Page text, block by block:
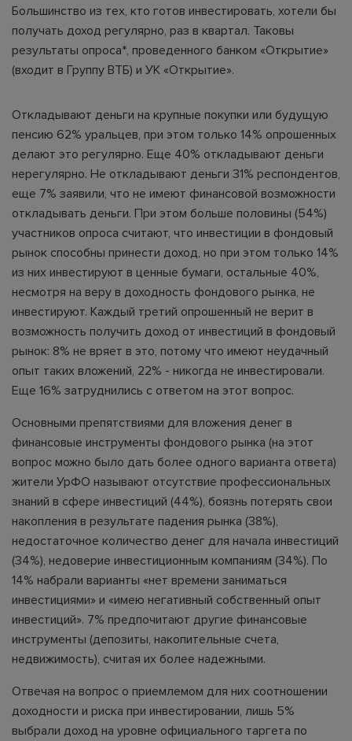
Большинство из тех, кто готов инвестировать, хотели бы
получать доход регулярно, раз в квартал. Таковы
результаты опроса*, проведенного банком «Открытие»
(входит в Группу ВТБ) и УК «Открытие».
Откладывают деньги на крупные покупки или будущую
пенсию 62% уральцев, при этом только 14% опрошенных
делают это регулярно. Еще 40% откладывают деньги
нерегулярно. Не откладывают деньги 31% респондентов,
еще 7% заявили, что не имеют финансовой возможности
откладывать деньги. При этом больше половины (54%)
участников опроса считают, что инвестиции в фондовый
рынок способны принести доход, но при этом только 14%
из них инвестируют в ценные бумаги, остальные 40%,
несмотря на веру в доходность фондового рынка, не
инвестируют. Каждый третий опрошенный не верит в
возможность получить доход от инвестиций в фондовый
рынок: 8% не вряет в это, потому что имеют неудачный
опыт таких вложений, 22% - никогда не инвестировали.
Еще 16% затруднились с ответом на этот вопрос.
Основными препятствиями для вложения денег в
финансовые инструменты фондового рынка (на этот
вопрос можно было дать более одного варианта ответа)
жители УрФО называют отсутствие профессиональных
знаний в сфере инвестиций (44%), боязнь потерять свои
накопления в результате падения рынка (38%),
недостаточное количество денег для начала инвестиций
(34%), недоверие инвестиционным компаниям (34%). По
14% набрали варианты «нет времени заниматься
инвестициями» и «имею негативный собственный опыт
инвестиций». 7% предпочитают другие финансовые
инструменты (депозиты, накопительные счета,
недвижимость), считая их более надежными.
Отвечая на вопрос о приемлемом для них соотношении
доходности и риска при инвестировании, лишь 5%
выбрали доход на уровне официального таргета по